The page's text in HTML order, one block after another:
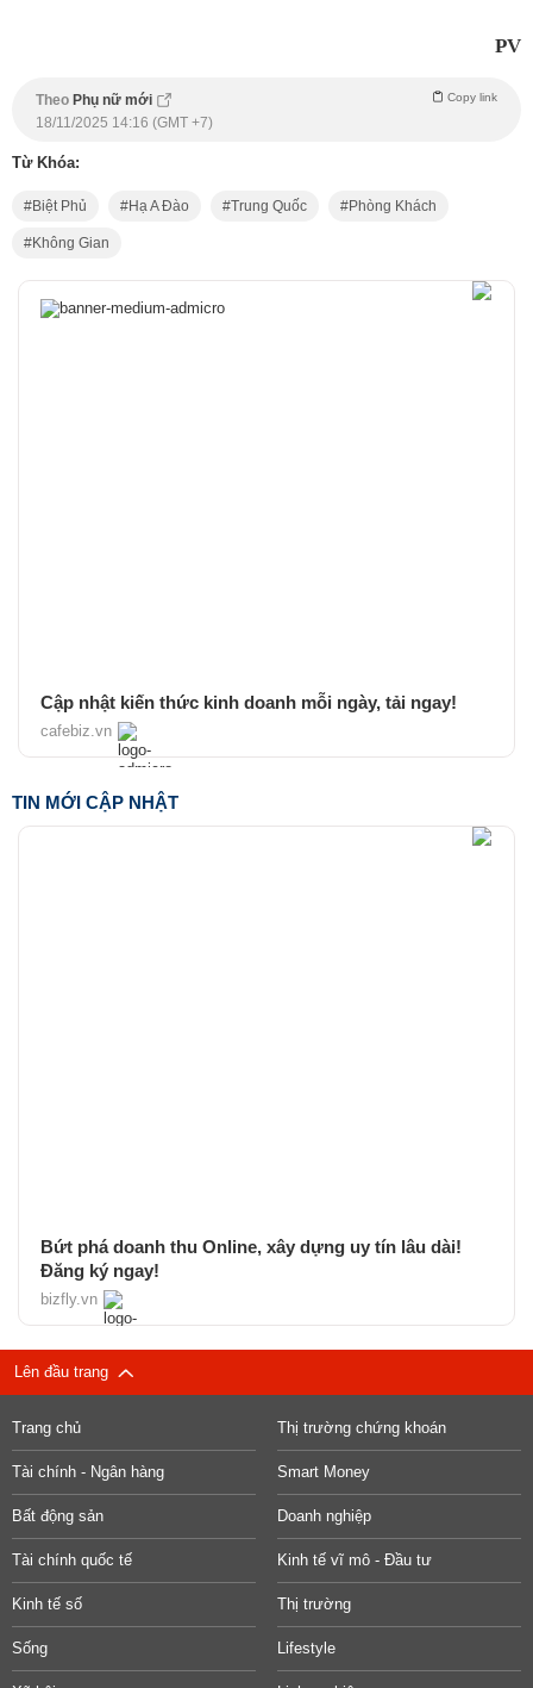
PV
Theo Phụ nữ mới Copy link
18/11/2025 14:16 (GMT +7)
Từ Khóa:
Biệt Phủ Hạ A Đào Trung Quốc Phòng Khách
Không Gian
Cập nhật kiến thức kinh doanh mỗi ngày, tải ngay!
cafebiz.vn
TIN MỚI CẬP NHẬT
Bứt phá doanh thu Online, xây dựng uy tín lâu dài!
Đăng ký ngay!
bizfly.vn
Lên đầu trang
Trang chủ Thị trường chứng khoán
Tài chính - Ngân hàng Smart Money
Bất động sản Doanh nghiệp
Tài chính quốc tế Kinh tế vĩ mô - Đầu tư
Kinh tế số Thị trường
Sống Lifestyle